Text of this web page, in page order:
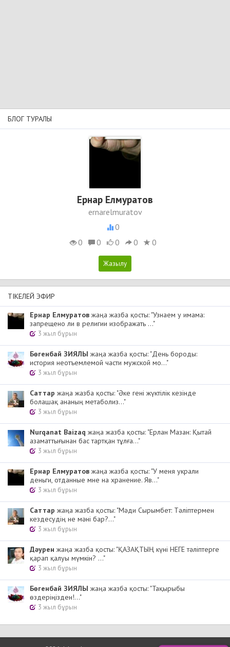
БЛОГ ТУРАЛЫ
Ернар Елмуратов
ernarelmuratov
0
0
0 0 0 0
ТІКЕЛЕЙ ЭФИР
Ернар Елмуратов жаңа жазба қосты: "Узнаем у имама:
запрещено ли в религии изображать ..."
3 жыл бұрын
Бөгенбай ЗИЯЛЫ жаңа жазба қосты: "День бороды:
история неотъемлемой части мужской мо..."
3 жыл бұрын
Cаттар жаңа жазба қосты: "Әке гені жүктілік кезінде
болашақ ананың метаболиз..."
3 жыл бұрын
Nurqanat Baizaq жаңа жазба қосты: "Ерлан Мазан: Қытай
азаматтығынан бас тартқан тұлға..."
3 жыл бұрын
Ернар Елмуратов жаңа жазба қосты: "У меня украли
деньги, отданные мне на хранение. Яв..."
3 жыл бұрын
Cаттар жаңа жазба қосты: "Мәди Сырымбет: Тәліптермен
кездесудің не мәні бар?..."
3 жыл бұрын
Дәурен жаңа жазба қосты: "ҚАЗАҚТЫҢ күні НЕГЕ тәліптерге
қарап қалуы мүмкін? ..."
3 жыл бұрын
Бөгенбай ЗИЯЛЫ жаңа жазба қосты: "Тақырыбы
өздеріңізден!..."
3 жыл бұрын